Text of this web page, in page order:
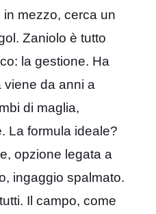
mezzo, cerca un
Zaniolo è tutto
la gestione. Ha
viene da anni a
di maglia,
La formula ideale?
opzione legata a
ingaggio spalmato.
Il campo, come